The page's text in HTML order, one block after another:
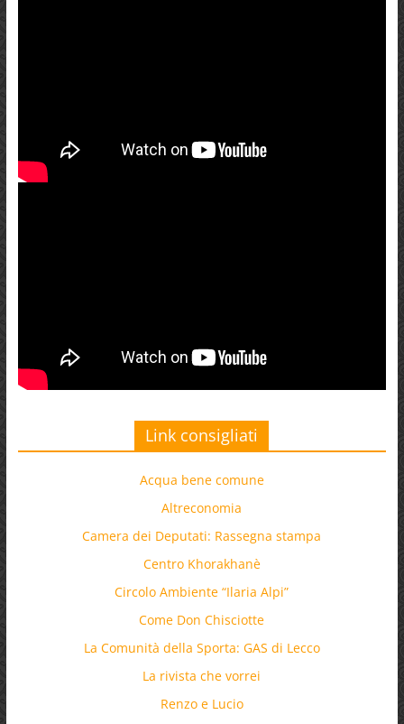
Link consigliati
Acqua bene comune
Altreconomia
Camera dei Deputati: Rassegna stampa
Centro Khorakhanè
Circolo Ambiente “Ilaria Alpi”
Come Don Chisciotte
La Comunità della Sporta: GAS di Lecco
La rivista che vorrei
Renzo e Lucio